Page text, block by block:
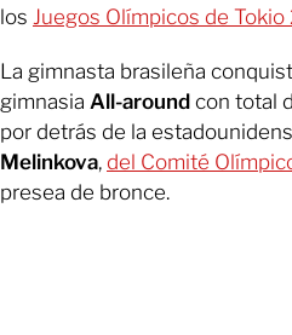
los Juegos Olímpicos de
La gimnasta brasileña
gimnasia All-around con total
por detrás de la
Melinkova, del Comité
presea de bronce.